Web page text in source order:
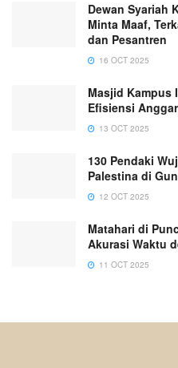
Dewan Syariah
Minta Maaf,
dan Pesantren
16 OCT 2025
Masjid Kampus
Efisiensi
13 OCT 2025
130 Pendaki
Palestina di
12 OCT 2025
Matahari di
Akurasi Waktu
11 OCT 2025